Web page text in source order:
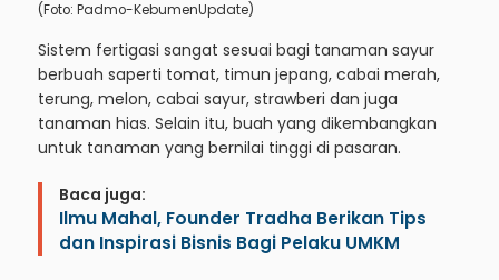
(Foto: Padmo-KebumenUpdate)
Sistem fertigasi sangat sesuai bagi tanaman sayur
berbuah saperti tomat, timun jepang, cabai merah,
terung, melon, cabai sayur, strawberi dan juga
tanaman hias. Selain itu, buah yang dikembangkan
untuk tanaman yang bernilai tinggi di pasaran.
Baca juga:
Ilmu Mahal, Founder Tradha Berikan Tips
dan Inspirasi Bisnis Bagi Pelaku UMKM